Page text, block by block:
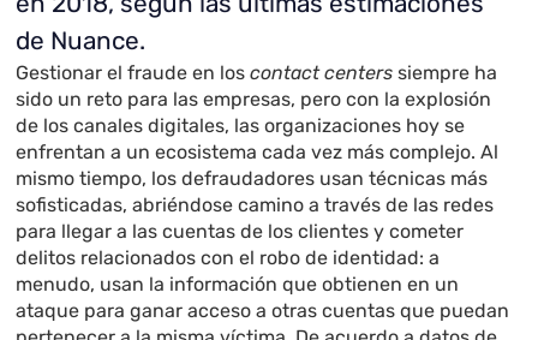
de Nuance.
Gestionar el fraude en loscontact centers siempre ha
sido un reto para las empresas, pero con la explosión
de los canales digitales, las organizaciones hoy se
enfrentan a un ecosistema cada vez más complejo. Al
mismo tiempo, los defraudadores usan técnicas más
sofisticadas, abriéndose camino a través de las redes
para llegar a las cuentas de los clientes y cometer
delitos relacionados con el robo de identidad: a
menudo, usan la información que obtienen en un
ataque para ganar acceso a otras cuentas que puedan